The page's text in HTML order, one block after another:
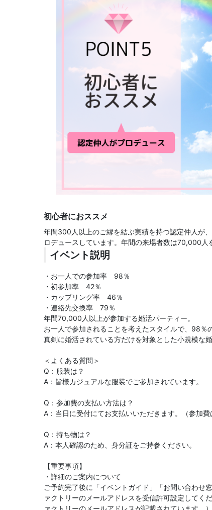
初心者におススメ
年間300人以上のご縁を結ぶ実績を持つ認定仲人が
ロデュースしています。年間の来場者数は70,000人
イベント説明
・お一人での参加率 98％
・初参加率 42％
・カップリング率 46％
・連絡先交換率 79％
年間70,000人以上が参加する婚活パーティー。
お一人で参加されることを考えたスタイルで、98％
真剣に婚活されている方だけを対象とした小規模な
＜よくある質問＞
Q：服装は？
A：皆様カジュアルな服装でご参加されています。
Q：参加費の支払い方法は？
A：当日に受付にてお支払いいただきます。（参加費
Q：持ち物は？
A：本人確認のため、身分証をご持参ください。
【重要事項】
・詳細のご案内について
ご予約完了後に「イベントガイド」「お問い合わせ
ァクトリーのメールアドレスを受信許可設定してく
ァクトリーのメールアドレスが記載されています。）